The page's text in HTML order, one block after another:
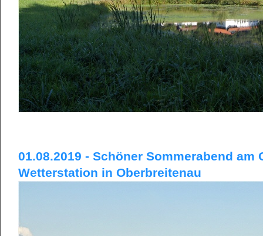
01.08.2019 - Schöner Sommerabend am
Wetterstation in Oberbreitenau